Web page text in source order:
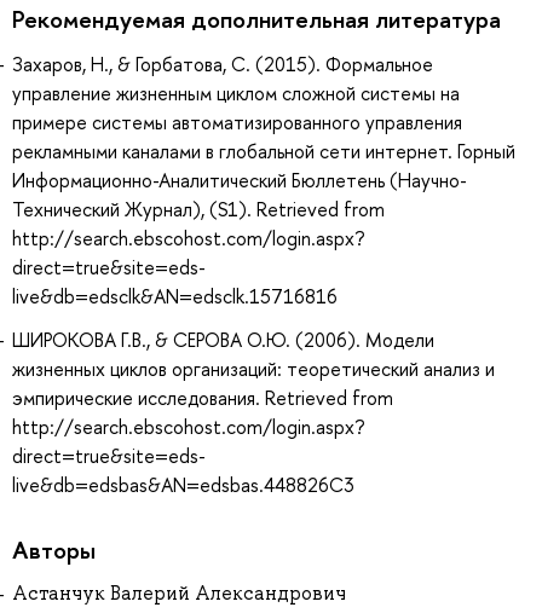
Рекомендуемая дополнительная литература
Захаров, Н., & Горбатова, С. (2015). Формальное
управление жизненным циклом сложной системы на
примере системы автоматизированного управления
рекламными каналами в глобальной сети интернет. Горный
Информационно-Аналитический Бюллетень (Научно-
Технический Журнал), (S1). Retrieved from
http://search.ebscohost.com/login.aspx?
direct=true&site=eds-
live&db=edsclk&AN=edsclk.15716816
ШИРОКОВА Г.В., & СЕРОВА О.Ю. (2006). Модели
жизненных циклов организаций: теоретический анализ и
эмпирические исследования. Retrieved from
http://search.ebscohost.com/login.aspx?
direct=true&site=eds-
live&db=edsbas&AN=edsbas.448826C3
Авторы
Астанчук Валерий Александрович